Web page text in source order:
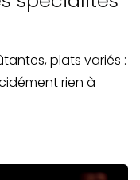
plats variés :
rien à